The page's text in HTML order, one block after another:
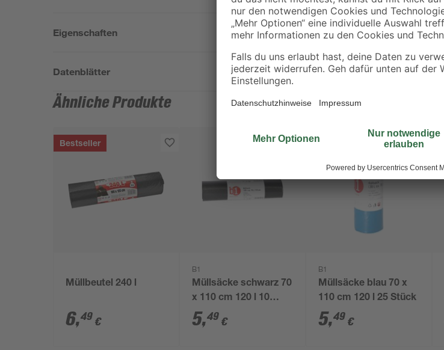
Eigenschaften
Datenblätter
Ähnliche Produkte
Bestseller
Müllbeutel 240 l
6,49 €
B1
Müllsäcke schwarz 70
x 110 cm 120 l 10
Stück
5,49 €
B1
Müllsäcke blau 70 x
110 cm 120 l 25 Stück
5,49 €